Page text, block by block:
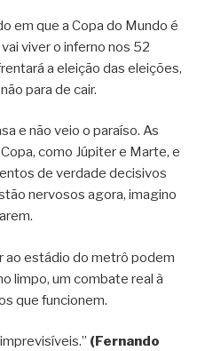
em que a Copa do Mundo é
viver o inferno nos 52
a eleição das eleições,
para de cair.
e não veio o paraíso. As
como Júpiter e Marte, e
de verdade decisivos
nervosos agora, imagino
ao estádio do metrô podem
limpo, um combate real à
que funcionem.
(Fernando